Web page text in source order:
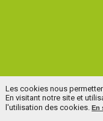
Les cookies nous
En visitant notre site et
l'utilisation des cookies.En